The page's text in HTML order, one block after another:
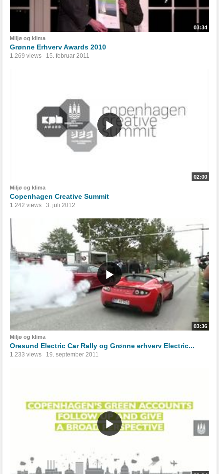
03:34
Miljø og klima
Grønne Erhverv Awards 2010
1.269 views 15. februar 2011
02:00
Miljø og klima
Copenhagen Creative Summit
1.242 views 3. juli 2012
03:36
Miljø og klima
Oresund Electric Car Rally og Grønne erhverv Electric...
1.233 views 19. september 2011